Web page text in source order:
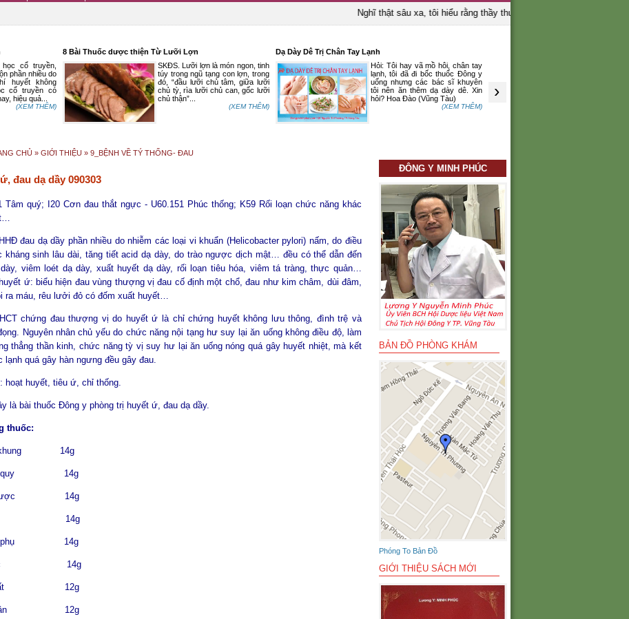
Nghĩ thật sâu xa, tôi hiểu rằng thầy thuốc là người bảo vệ sinh mạng
cổ truyền,
phần nhiều do
huyết không
cổ truyền có
hiệu quả...
(XEM THÊM)
8 Bài Thuốc dược thiện Từ Lưỡi Lợn
SKĐS. Lưỡi lợn là món ngon, tinh
túy trong ngũ tạng con lợn, trong
đó, “đầu lưỡi chủ tâm, giữa lưỡi
chủ tỳ, rìa lưỡi chủ can, gốc lưỡi
chủ thận”...
(XEM THÊM)
Dạ Dày Dê Trị Chân Tay Lạnh
Hỏi: Tôi hay vã mồ hôi, chân tay
lạnh, tôi đã đi bốc thuốc Đông y
uống nhưng các bác sĩ khuyên
tôi nên ăn thêm dạ dày dê. Xin
hỏi? Hoa Đào (Vũng Tàu)
(XEM THÊM)
›
CHỦ » GIỚI THIỆU » 9_BỆNH VỀ TÝ THỐNG- ĐAU
đau dạ dầy 090303
Tâm quý; I20 Cơn đau thắt ngực - U60.151 Phúc thống; K59 Rối loạn chức năng khác
đau dạ dầy phần nhiều do nhiễm các loại vi khuẩn (Helicobacter pylori) nấm, do điều
kháng sinh lâu dài, tăng tiết acid dạ dày, do trào ngược dịch mật… đều có thể dẫn đến
viêm loét dạ dày, xuất huyết dạ dày, rối loạn tiêu hóa, viêm tá tràng, thực quản…
ứ: biểu hiện đau vùng thượng vị đau cố định một chổ, đau như kim châm, dùi đâm,
ra máu, rêu lưởi đỏ có đốm xuất huyết…
chứng đau thượng vị do huyết ứ là chỉ chứng huyết không lưu thông, đình trệ và
Nguyên nhân chủ yếu do chức năng nội tạng hư suy lại ăn uống không điều độ, làm
thẳng thần kinh, chức năng tỳ vị suy hư lại ăn uống nóng quá gây huyết nhiệt, mà kết
lạnh quá gây hàn ngưng đều gây đau.
hoạt huyết, tiêu ứ, chỉ thống.
là bài thuốc Đông y phòng trị huyết ứ, đau dạ dầy.
thuốc:
khung 14g
quy 14g
thược 14g
bì 14g
phụ 14g
14g
tất 12g
nhân 12g
ĐÔNG Y MINH PHÚC
BẢN ĐỒ PHÒNG KHÁM
Phóng To Bản Đồ
GIỚI THIỆU SÁCH MỚI